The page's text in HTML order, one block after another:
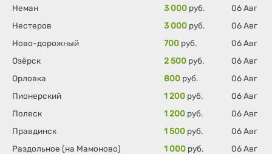
Неман
3 000 руб.
06 Авг
Нестеров
3 000 руб.
06 Авг
Ново-дорожный
700 руб.
06 Авг
Озёрск
2 500 руб.
06 Авг
Орловка
800 руб.
06 Авг
Пионерский
1 200 руб.
06 Авг
Полеск
1 200 руб.
06 Авг
Правдинск
1 500 руб.
06 Авг
Раздольное (на Мамоново)
1 000 руб.
06 Авг